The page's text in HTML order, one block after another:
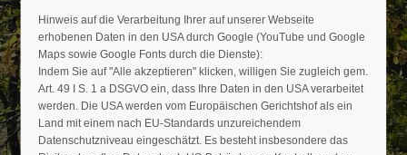
Passwort
Anmelden
BAUMPFLEGER FINDEN
Hier finden Sie den Fachbetrieb in Ihrer
Nähe
Hinweis auf die Verarbeitung Ihrer auf unserer Webseite
erhobenen Daten in den USA durch Google (YouTube und Google
Maps sowie Google Fonts durch die Dienste):
Indem Sie auf "Alle akzeptieren" klicken, willigen Sie zugleich gem.
Art. 49 I S. 1 a DSGVO ein, dass Ihre Daten in den USA verarbeitet
werden. Die USA werden vom Europäischen Gerichtshof als ein
Land mit einem nach EU-Standards unzureichendem
Datenschutzniveau eingeschätzt. Es besteht insbesondere das